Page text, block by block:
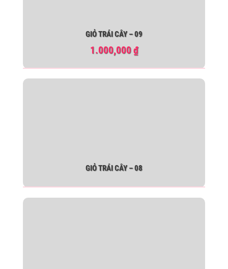
GIỎ TRÁI CÂY – 09
1.000,000₫
GIỎ TRÁI CÂY – 08